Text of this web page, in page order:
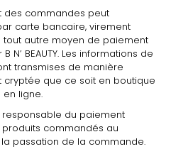
des commandes peut
carte bancaire, virement
tout autre moyen de paiement
N’ BEAUTY. Les informations de
transmises de manière
cryptée que ce soit en boutique
en ligne.
responsable du paiement
produits commandés au
passation de la commande.